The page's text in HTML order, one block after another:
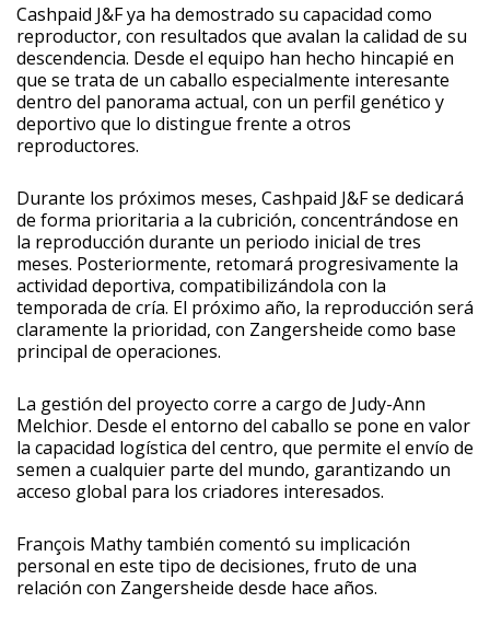
Cashpaid J&F ya ha demostrado su capacidad como
reproductor, con resultados que avalan la calidad de su
descendencia. Desde el equipo han hecho hincapié en
que se trata de un caballo especialmente interesante
dentro del panorama actual, con un perfil genético y
deportivo que lo distingue frente a otros
reproductores.
Durante los próximos meses, Cashpaid J&F se dedicará
de forma prioritaria a la cubrición, concentrándose en
la reproducción durante un periodo inicial de tres
meses. Posteriormente, retomará progresivamente la
actividad deportiva, compatibilizándola con la
temporada de cría. El próximo año, la reproducción será
claramente la prioridad, con Zangersheide como base
principal de operaciones.
La gestión del proyecto corre a cargo de Judy-Ann
Melchior. Desde el entorno del caballo se pone en valor
la capacidad logística del centro, que permite el envío de
semen a cualquier parte del mundo, garantizando un
acceso global para los criadores interesados.
François Mathy también comentó su implicación
personal en este tipo de decisiones, fruto de una
relación con Zangersheide desde hace años.